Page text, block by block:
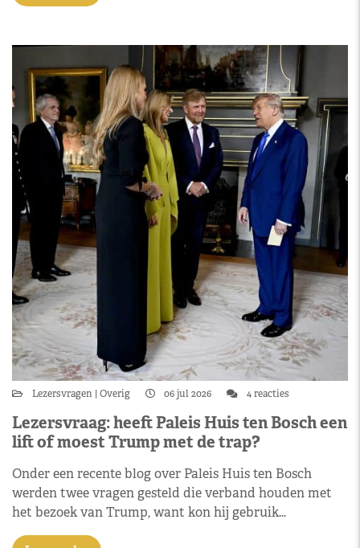
Lezersvragen Overig 06 jul 2026 4 reacties
Lezersvraag: heeft Paleis Huis ten Bosch een
lift of moest Trump met de trap?
Onder een recente blog over Paleis Huis ten Bosch
werden twee vragen gesteld die verband houden met
het bezoek van Trump, want kon hij gebruik…